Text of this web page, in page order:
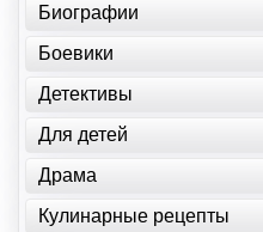
Биографии
Боевики
Детективы
Для детей
Драма
Кулинарные рецепты